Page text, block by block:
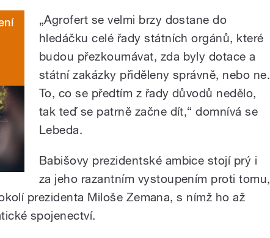
„Agrofert se velmi brzy dostane do
hledáčku celé řady státních orgánů, které
budou přezkoumávat, zda byly dotace a
státní zakázky přiděleny správně, nebo ne.
To, co se předtím z řady důvodů nedělo,
tak teď se patrně začne dít,“ domnívá se
Lebeda.
Babišovy prezidentské ambice stojí prý i
za jeho razantním vystoupením proti tomu,
prezidenta Miloše Zemana, s nímž ho až
spojenectví.